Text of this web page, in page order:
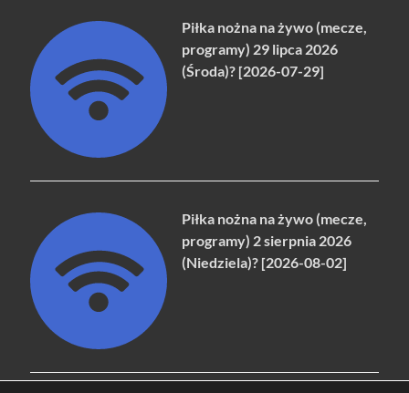
Piłka nożna na żywo (mecze,
programy) 29 lipca 2026
(Środa)? [2026-07-29]
Piłka nożna na żywo (mecze,
programy) 2 sierpnia 2026
(Niedziela)? [2026-08-02]